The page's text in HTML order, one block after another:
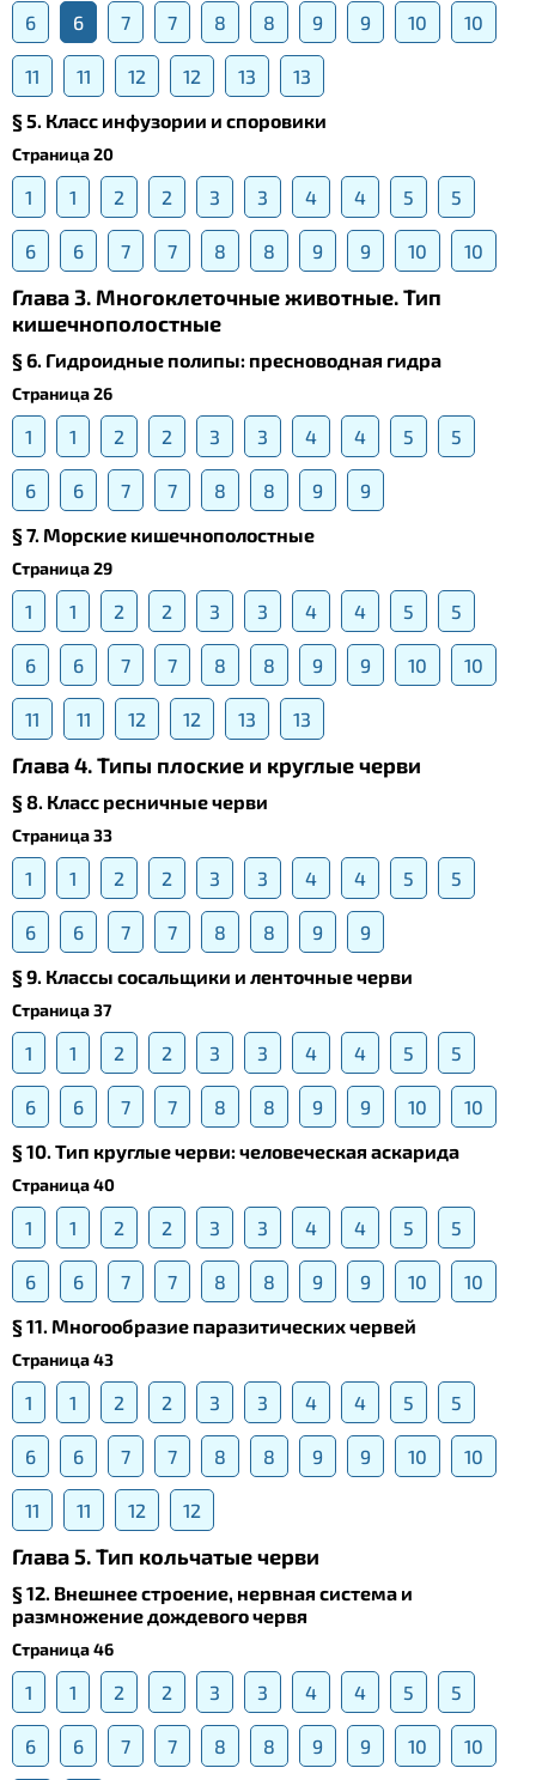
6 6 7 7 8 8 9 9 10 10
11 11 12 12 13
13
§ 5. Класс инфузории и споровики
Страница 20
1 1 2 2 3 3 4 4 5 5
6 6 7 7 8 8 9 9 10 10
Глава 3. Многоклеточные животные. Тип
кишечнополостные
§ 6. Гидроидные полипы: пресноводная гидра
Страница 26
1 1 2 2 3 3 4 4 5 5
6 6 7 7 8 8 9
9
§ 7. Морские кишечнополостные
Страница 29
1 1 2 2 3 3 4 4 5 5
6 6 7 7 8 8 9 9 10 10
11 11 12 12 13 13
Глава 4. Типы плоские и круглые черви
§ 8. Класс ресничные черви
Страница 33
1 1 2 2 3 3 4 4 5 5
6 6 7 7 8 8 9
9
§ 9. Классы сосальщики и ленточные черви
Страница 37
1 1 2 2 3 3 4 4 5 5
6 6 7 7 8 8 9 9 10
10
§ 10. Тип круглые черви: человеческая аскарида
Страница 40
1 1 2 2 3 3 4 4 5 5
6 6 7 7 8 8 9 9 10
10
§ 11. Многообразие паразитических червей
Страница 43
1 1 2 2 3 3 4 4 5 5
6 6 7 7 8 8 9 9 10 10
11 11 12 12
Глава 5. Тип кольчатые черви
§ 12. Внешнее строение, нервная система и
размножение дождевого червя
Страница 46
1 1 2 2 3 3 4 4 5 5
6 6 7 7 8 8 9 9 10 10